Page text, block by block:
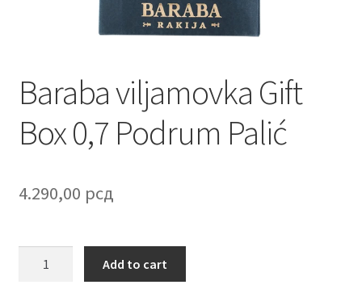
Create account page
Cveće
Destilati
FAQ
Baraba viljamovka Gift
Box 0,7 Podrum Palić
4.290,00 рсд
Add to cart